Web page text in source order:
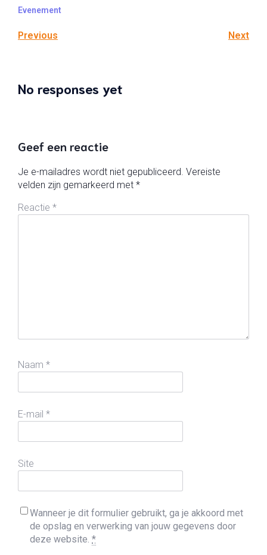
Evenement
Previous Next
No responses yet
Geef een reactie
Je e-mailadres wordt niet gepubliceerd. Vereiste
velden zijn gemarkeerd met *
Reactie *
Naam *
E-mail *
Site
Wanneer je dit formulier gebruikt, ga je akkoord met
de opslag en verwerking van jouw gegevens door
deze website. *